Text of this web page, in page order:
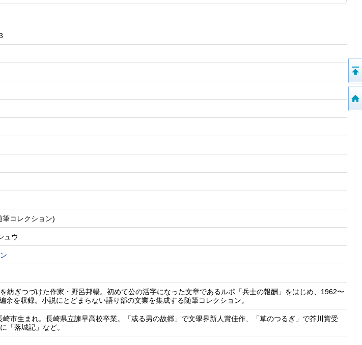
筆コレクション)
ュウ
紡ぎつづけた作家・野呂邦暢。初めて公の活字になった文章であるルポ「兵士の報酬」をはじめ、1962〜
余を収録。小説にとどまらない語り部の文業を集成する随筆コレクション。
崎市生まれ。長崎県立諫早高校卒業。「或る男の故郷」で文學界新人賞佳作、「草のつるぎ」で芥川賞受
「落城記」など。